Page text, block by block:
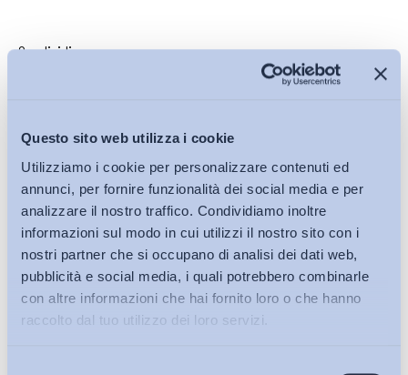
Questo sito web utilizza i cookie
Utilizziamo i cookie per personalizzare contenuti ed
annunci, per fornire funzionalità dei social media e per
analizzare il nostro traffico. Condividiamo inoltre
informazioni sul modo in cui utilizzi il nostro sito con i
nostri partner che si occupano di analisi dei dati web,
pubblicità e social media, i quali potrebbero combinarle
con altre informazioni che hai fornito loro o che hanno
raccolto dal tuo utilizzo dei loro servizi.
Condividi su:
Iscriviti alla Newsletter